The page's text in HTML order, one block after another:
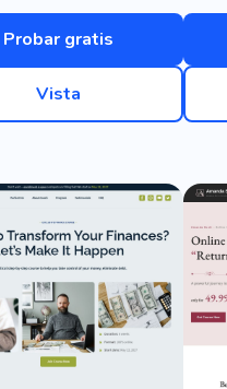
Probar gratis
Vista